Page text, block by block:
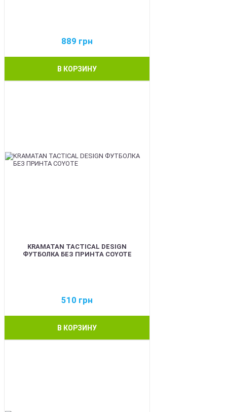
889 грн
В КОРЗИНУ
KRAMATAN TACTICAL DESIGN
ФУТБОЛКА БЕЗ ПРИНТА COYOTE
510 грн
В КОРЗИНУ